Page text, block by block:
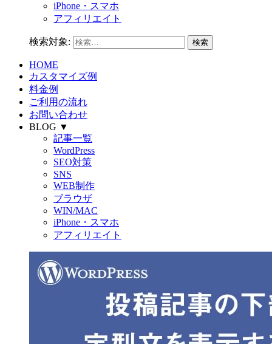
iPhone・スマホ
アフィリエイト
検索対象:
HOME
カスタマイズ例
料金例
ご利用の流れ
お問い合わせ
BLOG ▼
記事一覧
WordPress
SEO対策
SNS
WEB制作
ブラウザ
WIN/MAC
iPhone・スマホ
アフィリエイト